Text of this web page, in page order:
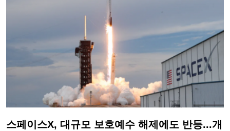
스페이스X, 대규모 보호예수 해제에도 반등...개